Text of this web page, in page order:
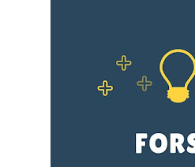
دورات تدريبية